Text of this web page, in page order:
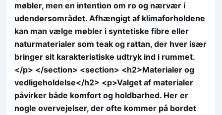
møbler, men en intention om ro og nærvær i
udendørsområdet. Afhængigt af klimaforholdene
kan man vælge møbler i syntetiske fibre eller
naturmaterialer som teak og rattan, der hver især
bringer sit karakteristiske udtryk ind i rummet.
</p> </section> <section> <h2>Materialer og
vedligeholdelse</h2> <p>Valget af materialer
påvirker både komfort og holdbarhed. Her er
nogle overvejelser, der ofte kommer på bordet